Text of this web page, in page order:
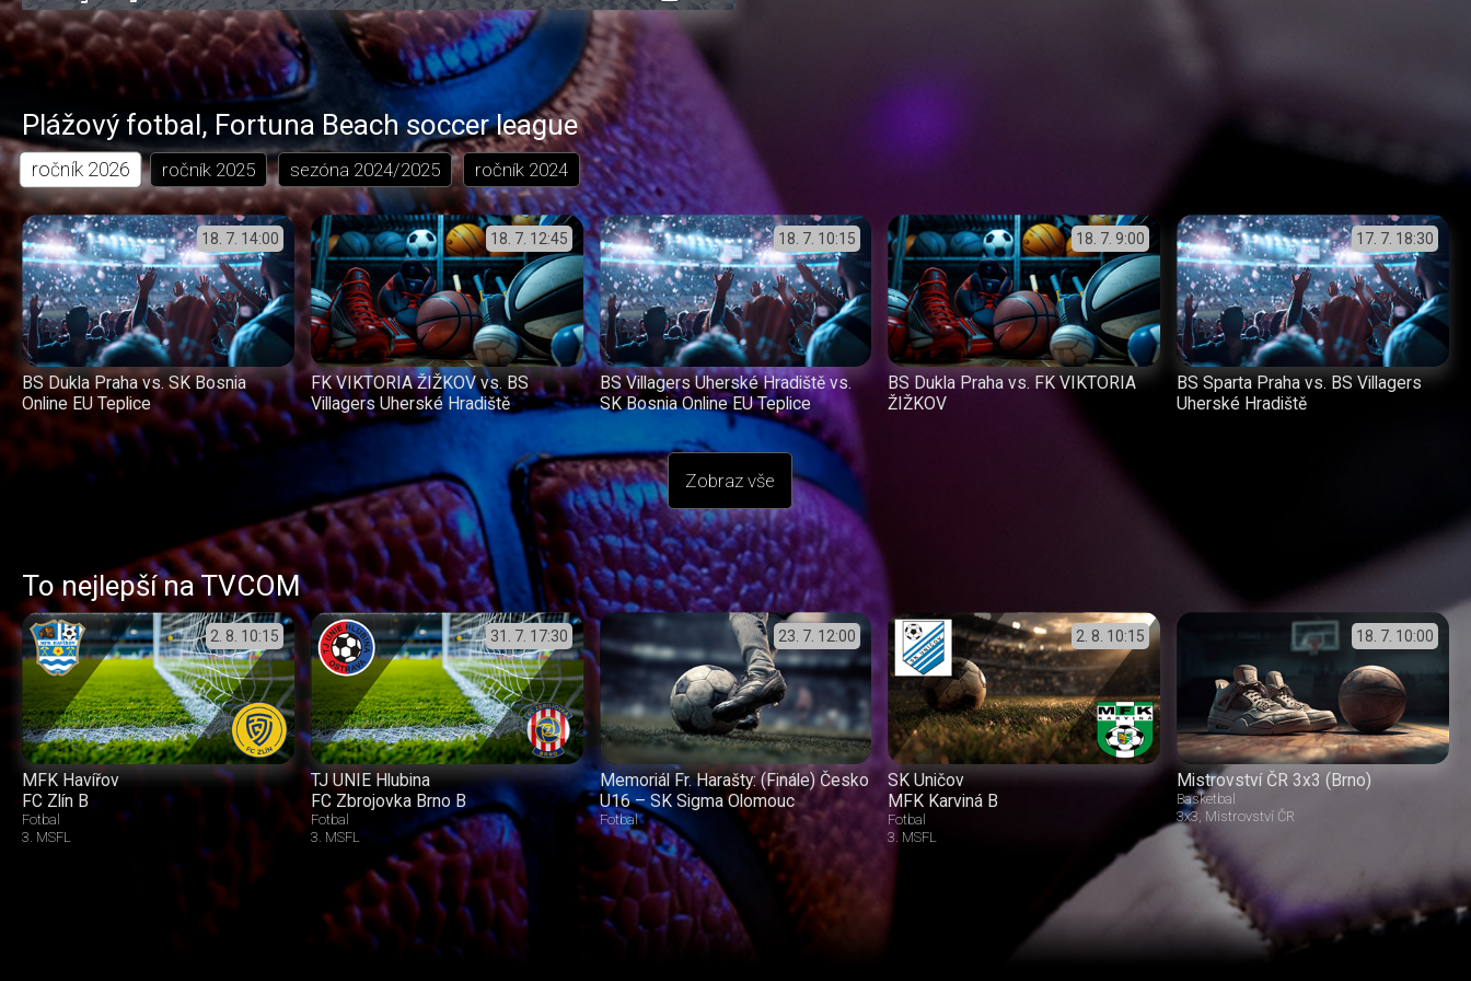
dozadu
5
sekund
dopředu
sekund
čas trvání
0.35%
přehráváníin-
obrazovka
Plážový fotbal, Fortuna Beach soccer league
ročník 2026 ročník 2025 sezóna 2024/2025 ročník 2024
18. 7. 14:00
BS Dukla Praha vs. SK Bosnia
Online EU Teplice
18. 7. 12:45
FK VIKTORIA ŽIŽKOV vs. BS
Villagers Uherské Hradiště
18. 7. 10:15
BS Villagers Uherské Hradiště vs.
SK Bosnia Online EU Teplice
18. 7. 9:00
BS Dukla Praha vs. FK VIKTORIA
ŽIŽKOV
17. 7. 18:30
BS Sparta Praha vs. BS Villagers
Uherské Hradiště
Zobraz vše
To nejlepší na TVCOM
2. 8. 10:15
MFK Havířov
FC Zlín B
Fotbal
3. MSFL
31. 7. 17:30
TJ UNIE Hlubina
FC Zbrojovka Brno B
Fotbal
3. MSFL
23. 7. 12:00
Memoriál Fr. Harašty: (Finále) Česko
U16 – SK Sigma Olomouc
Fotbal
2. 8. 10:15
SK Uničov
MFK Karviná B
Fotbal
3. MSFL
18. 7. 10:00
Mistrovství ČR 3x3 (Brno)
Basketbal
3x3 Mistrovství ČR